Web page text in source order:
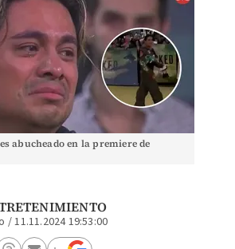
abucheado en la premiere de
/11.11.2024 19:53:00